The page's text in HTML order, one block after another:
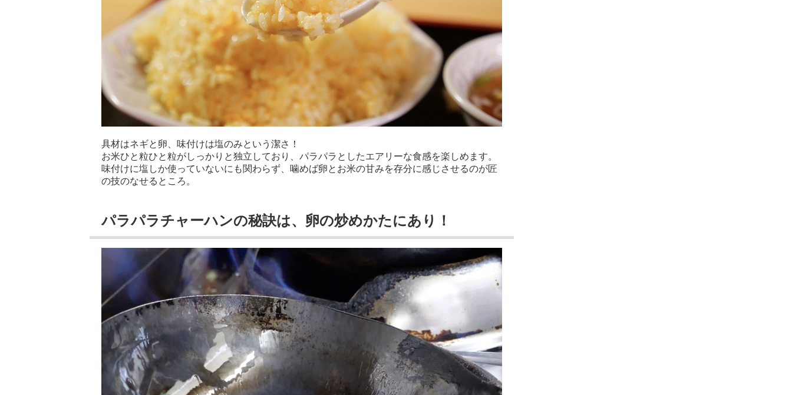
具材はネギと卵、味付けは塩のみという潔さ！
お米ひと粒ひと粒がしっかりと独立しており、パラパラとしたエアリーな食感を楽しめます。
味付けに塩しか使っていないにも関わらず、噛めば卵とお米の甘みを存分に感じさせるのが匠
の技のなせるところ。
パラパラチャーハンの秘訣は、卵の炒めかたにあり！